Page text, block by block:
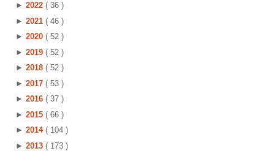
► 2022 ( 36 )
► 2021 ( 46 )
► 2020 ( 52 )
► 2019 ( 52 )
► 2018 ( 52 )
► 2017 ( 53 )
► 2016 ( 37 )
► 2015 ( 66 )
► 2014 ( 104 )
► 2013 ( 173 )